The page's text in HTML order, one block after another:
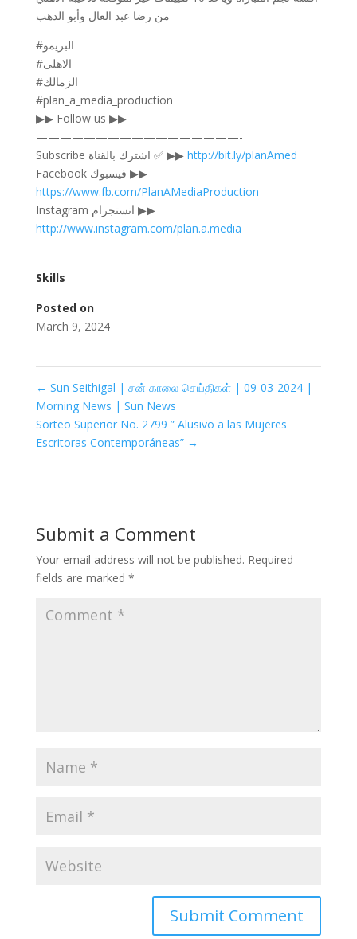
من رضا عبد العال وأبو الدهب
#البريمو
#الاهلى
#الزمالك
#plan_a_media_production
▶▶ Follow us ▶▶
—————————————————-
Subscribe اشترك بالقناة ✅ ▶▶ http://bit.ly/planAmed
Facebook فيسبوك ▶▶
https://www.fb.com/PlanAMediaProduction
Instagram انستجرام ▶▶
http://www.instagram.com/plan.a.media
Skills
Posted on
March 9, 2024
← Sun Seithigal | சன் காலை செய்திகள் | 09-03-2024 |
Morning News | Sun News
Sorteo Superior No. 2799 ” Alusivo a las Mujeres
Escritoras Contemporáneas” →
Submit a Comment
Your email address will not be published. Required
fields are marked *